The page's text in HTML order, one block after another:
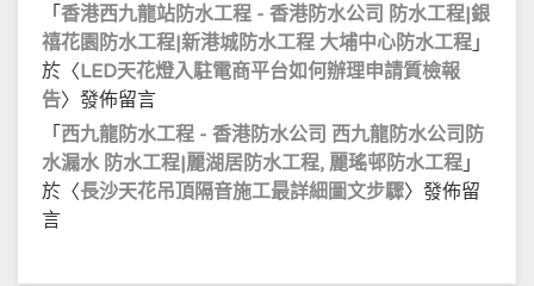
「 香港西九龍站防水工程 - 香港防水公司 防水工程|銀
禧花園防水工程|新港城防水工程 大埔中心防水工程 」
於〈LED天花燈入駐電商平台如何辦理申請質檢報
告〉發佈留言
「 西九龍防水工程 - 香港防水公司 西九龍防水公司防
水漏水 防水工程|麗湖居防水工程, 麗瑤邨防水工程 」
於〈長沙天花吊頂隔音施工最詳細圖文步驟〉發佈留
言